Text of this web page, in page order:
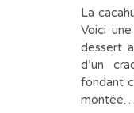
La
Voici
dessert
d’un
fondant
montée…